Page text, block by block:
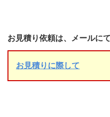
お見積り依頼は、メールに
お見積りに際して